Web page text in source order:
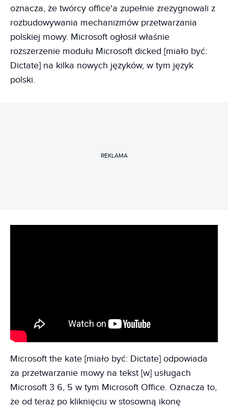
oznacza, że twórcy office'a zupełnie zrezygnowali z
rozbudowywania mechanizmów przetwarzania
polskiej mowy. Microsoft ogłosił właśnie
rozszerzenie modułu Microsoft dicked [miało być:
Dictate] na kilka nowych języków, w tym język
polski.
REKLAMA
Microsoft the kate [miało być: Dictate] odpowiada
za przetwarzanie mowy na tekst [w] usługach
Microsoft 3 6, 5 w tym Microsoft Office. Oznacza to,
że od teraz po kliknięciu w stosowną ikonę